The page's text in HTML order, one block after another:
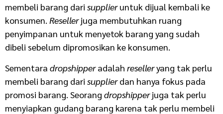
membeli barang dari supplieruntuk dijual kembali ke
konsumen. Resellerjuga membutuhkan ruang
penyimpanan untuk menyetok barang yang sudah
dibeli sebelum dipromosikan ke konsumen.
Sementara dropshipperadalah reselleryang tak perlu
membeli barang dari supplierdan hanya fokus pada
promosi barang. Seorang dropshipperjuga tak perlu
menyiapkan gudang barang karena tak perlu membeli